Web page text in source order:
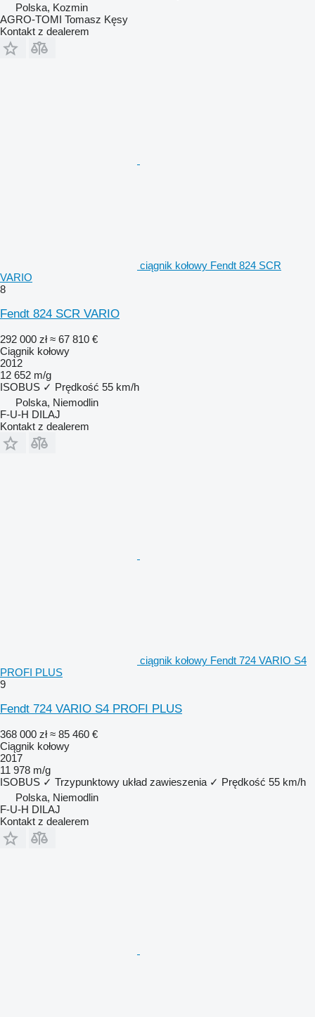
Polska, Kozmin
AGRO-TOMI Tomasz Kęsy
Kontakt z dealerem
ciągnik kołowy Fendt 824 SCR
VARIO
8
Fendt 824 SCR VARIO
292 000 zł ≈ 67 810 €
Ciągnik kołowy
2012
12 652 m/g
ISOBUS ✓ Prędkość 55 km/h
Polska, Niemodlin
F-U-H DILAJ
Kontakt z dealerem
ciągnik kołowy Fendt 724 VARIO S4
PROFI PLUS
9
Fendt 724 VARIO S4 PROFI PLUS
368 000 zł ≈ 85 460 €
Ciągnik kołowy
2017
11 978 m/g
ISOBUS ✓ Trzypunktowy układ zawieszenia ✓ Prędkość 55 km/h
Polska, Niemodlin
F-U-H DILAJ
Kontakt z dealerem